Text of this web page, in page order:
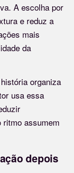
A escolha por
e reduz a
mais
da
organiza
usa essa
assumem
depois